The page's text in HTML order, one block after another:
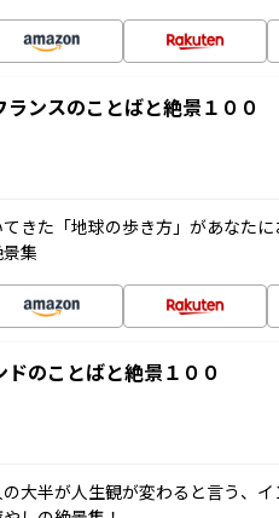
ンスのことばと絶景１００
きた「地球の歩き方」があなた
集
のことばと絶景１００
大半が人生観が変わると言う、